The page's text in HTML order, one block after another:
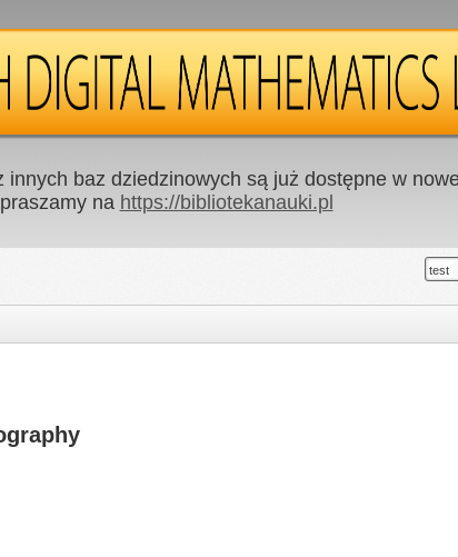
innych baz dziedzinowych są już dostępne w
na https://bibliotekanauki.pl
test